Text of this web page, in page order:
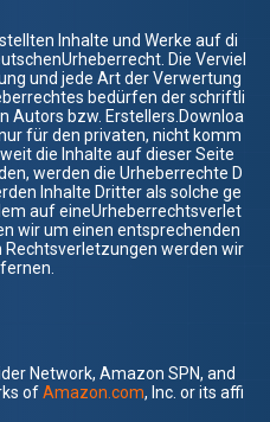
Inhalte und Werke auf di
Die Verviel
und jede Art der Verwertung
bedürfen der schriftli
Autors bzw. Erstellers.Downloa
für den privaten, nicht komm
die Inhalte auf dieser Seite
werden die Urheberrechte D
Inhalte Dritter als solche ge
auf eineUrheberrechtsverlet
wir um einen entsprechenden
Rechtsverletzungen werden wir
Network, Amazon SPN, and
ofAmazon.com, Inc. or its affi